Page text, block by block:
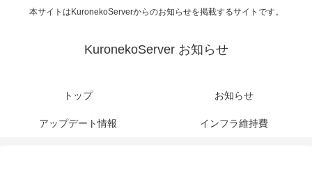
本サイトはKuronekoServerからのお知らせを掲載するサイトです。
KuronekoServer お知らせ
トップ お知らせ
アップデート情報 インフラ維持費